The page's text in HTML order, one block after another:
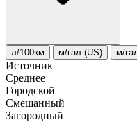
л/100км м/гал.(US) м/
Источник
Среднее
Городской
Смешанный
Загородный